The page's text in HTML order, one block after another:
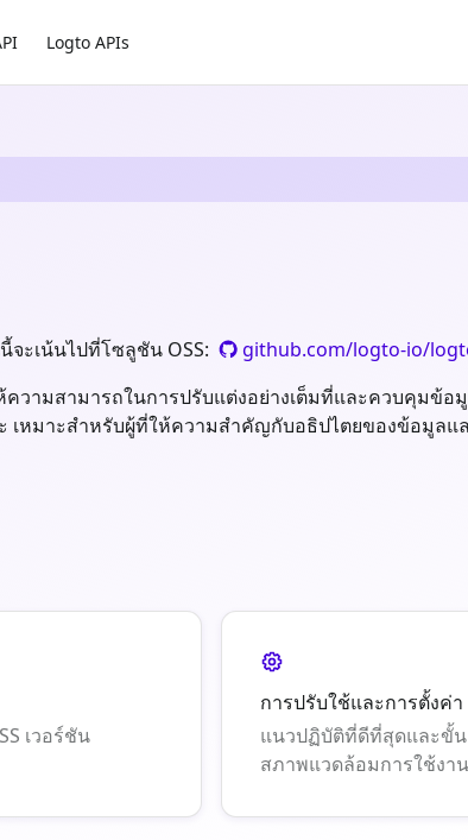
Logto APIs
จะเน้นไปที่โซลูชัน OSS:
github.com/logto-io/
วามสามารถในการปรับแต่งอย่างเต็มที่และควบคุมข้
เหมาะสำหรับผู้ที่ให้ความสำคัญกับอธิปไตยของข้อมูล
เวอร์ชัน
การปรับใช้และการตั้งค่า
แนวปฏิบัติที่ดีที่สุดและขั้น
สภาพแวดล้อมการใช้งา